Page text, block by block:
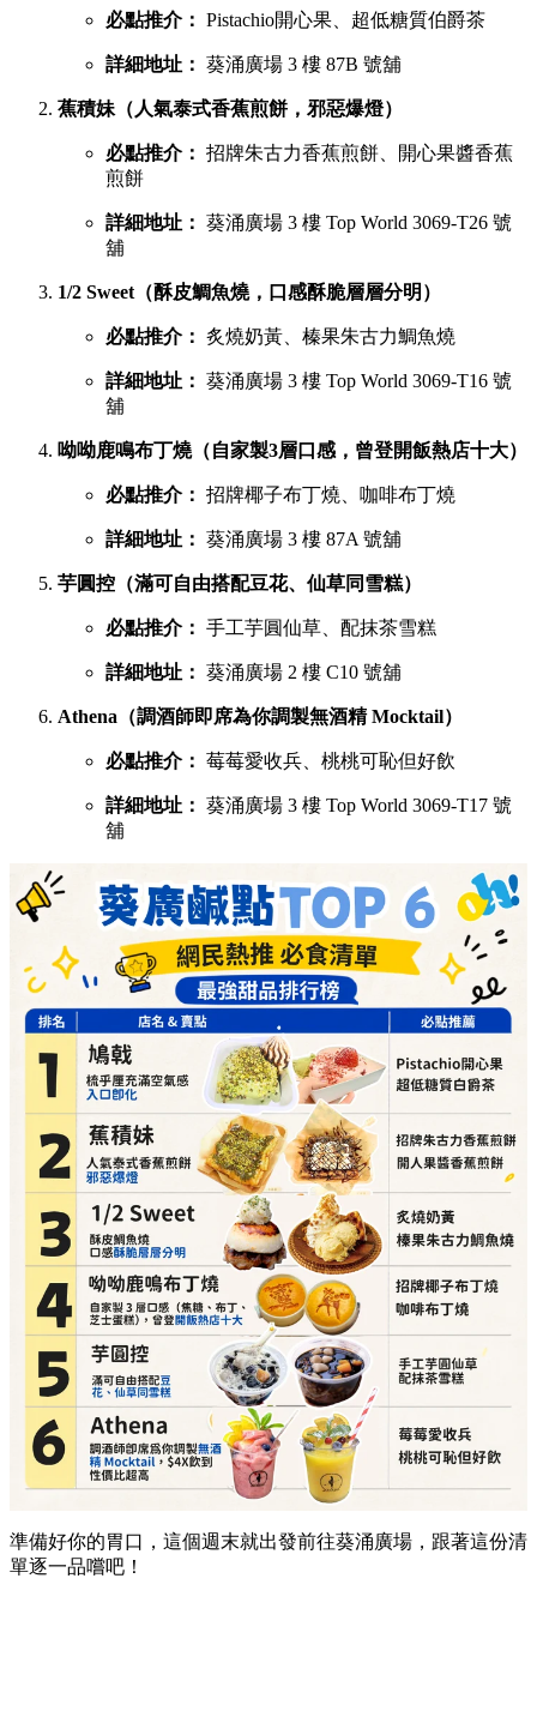
必點推介： Pistachio開心果、超低糖質伯爵茶
詳細地址： 葵涌廣場 3 樓 87B 號舖
蕉積妹（人氣泰式香蕉煎餅，邪惡爆燈）
必點推介： 招牌朱古力香蕉煎餅、開心果醬香蕉
煎餅
詳細地址： 葵涌廣場 3 樓 Top World 3069-T26 號
舖
1/2 Sweet（酥皮鯛魚燒，口感酥脆層層分明）
必點推介： 炙燒奶黃、榛果朱古力鯛魚燒
詳細地址： 葵涌廣場 3 樓 Top World 3069-T16 號
舖
呦呦鹿鳴布丁燒（自家製3層口感，曾登開飯熱店十大）
必點推介： 招牌椰子布丁燒、咖啡布丁燒
詳細地址： 葵涌廣場 3 樓 87A 號舖
芋圓控（滿可自由搭配豆花、仙草同雪糕）
必點推介： 手工芋圓仙草、配抹茶雪糕
詳細地址： 葵涌廣場 2 樓 C10 號舖
Athena（調酒師即席為你調製無酒精 Mocktail）
必點推介： 莓莓愛收兵、桃桃可恥但好飲
詳細地址： 葵涌廣場 3 樓 Top World 3069-T17 號
舖
準備好你的胃口，這個週末就出發前往葵涌廣場，跟著這份清
單逐一品嚐吧！